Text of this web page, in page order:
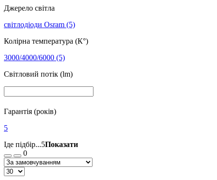
Джерело світла
світлодіоди Osram (5)
Колірна температура (К°)
3000/4000/6000 (5)
Світловий потік (lm)
Гарантія (років)
5
Іде підбір...5Показати
0